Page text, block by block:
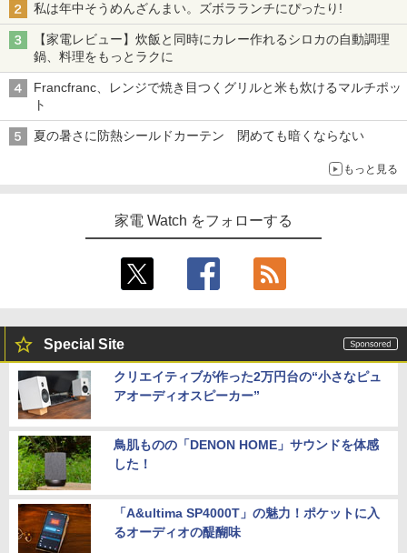
私は年中そうめんざんまい。ズボラランチにぴったり!
【家電レビュー】炊飯と同時にカレー作れるシロカの自動調理
鍋、料理をもっとラクに
Francfranc、レンジで焼き目つくグリルと米も炊けるマルチポッ
ト
夏の暑さに防熱シールドカーテン 閉めても暗くならない
もっと見る
家電 Watch をフォローする
Special Site
クリエイティブが作った2万円台の“小さなピュ
アオーディオスピーカー”
鳥肌ものの「DENON HOME」サウンドを体感
した！
「A&ultima SP4000T」の魅力！ポケットに入
るオーディオの醍醐味